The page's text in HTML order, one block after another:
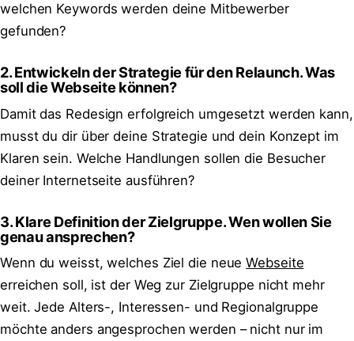
welchen Keywords werden deine Mitbewerber
gefunden?
2. Entwickeln der Strategie für den Relaunch. Was
soll die Webseite können?
Damit das Redesign erfolgreich umgesetzt werden kann,
musst du dir über deine Strategie und dein Konzept im
Klaren sein. Welche Handlungen sollen die Besucher
deiner Internetseite ausführen?
3. Klare Definition der Zielgruppe. Wen wollen Sie
genau ansprechen?
Wenn du weisst, welches Ziel die neueWebseite
erreichen soll, ist der Weg zur Zielgruppe nicht mehr
weit. Jede Alters-, Interessen- und Regionalgruppe
möchte anders angesprochen werden – nicht nur im